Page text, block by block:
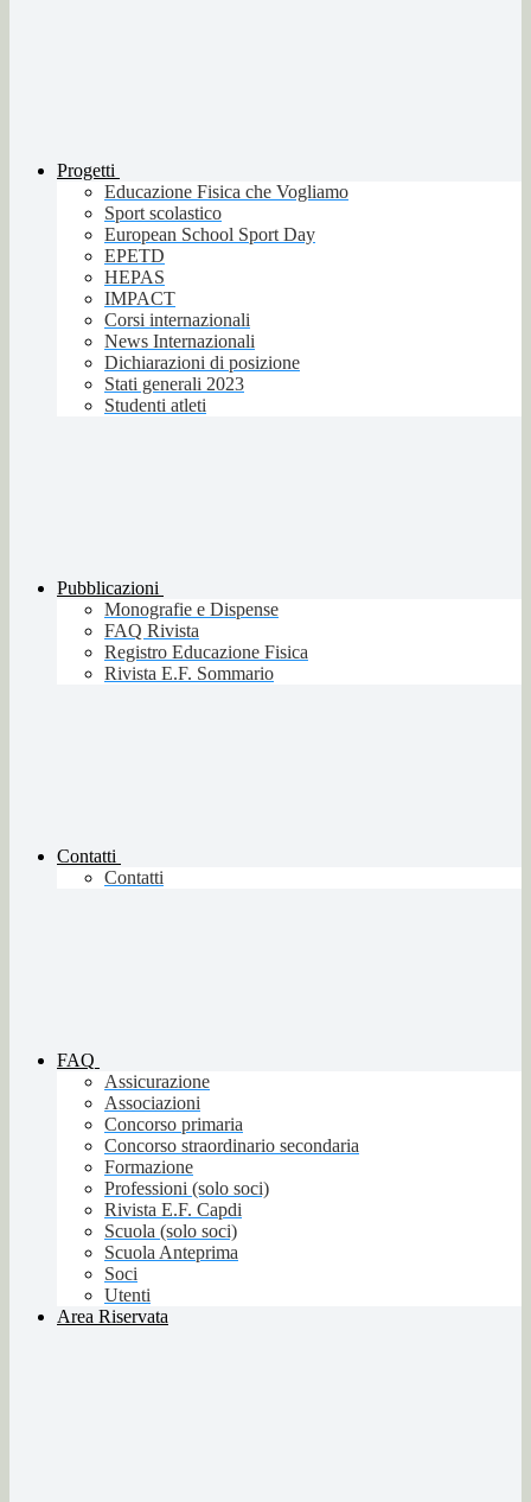
Progetti
Educazione Fisica che Vogliamo
Sport scolastico
European School Sport Day
EPETD
HEPAS
IMPACT
Corsi internazionali
News Internazionali
Dichiarazioni di posizione
Stati generali 2023
Studenti atleti
Pubblicazioni
Monografie e Dispense
FAQ Rivista
Registro Educazione Fisica
Rivista E.F. Sommario
Contatti
Contatti
FAQ
Assicurazione
Associazioni
Concorso primaria
Concorso straordinario secondaria
Formazione
Professioni (solo soci)
Rivista E.F. Capdi
Scuola (solo soci)
Scuola Anteprima
Soci
Utenti
Area Riservata